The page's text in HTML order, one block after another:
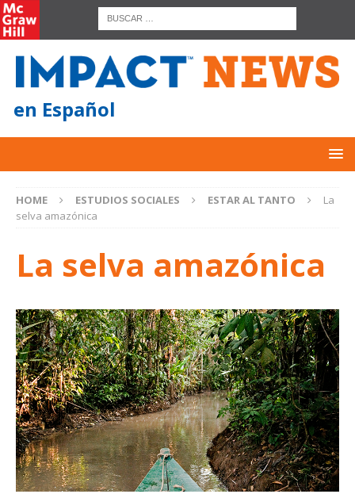
en Español
HOME ESTUDIOS SOCIALES ESTAR AL TANTO
La
selva amazónica
La selva amazónica